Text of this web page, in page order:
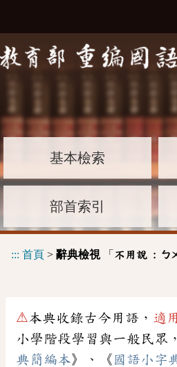
基本檢索
部首索引
::: 首頁 > 辭典檢視「 不用說 : ㄅ
⚠本典收錄古今用語， 適
小學階段學習與一般民眾
典簡編本》、《 國語小字